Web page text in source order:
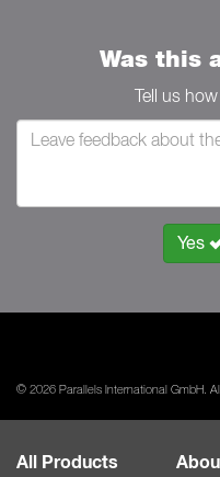
Was this
Tell us
Yes
© 2026 Parallels International GmbH.
All Products